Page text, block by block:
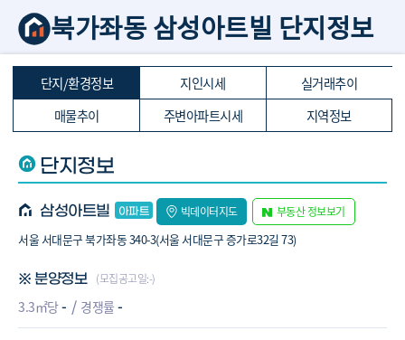
북가좌동 삼성아트빌 단지정보
단지/환경정보 지인시세
실거래추이
매물추이
주변아파트시세 지역정보
단지정보
삼성아트빌 빅데이터지도 부동산 정보보기
서울 서대문구 북가좌동 340-3(서울 서대문구 증가로32길 73)
※ 분양정보 (모집공고일:-)
3.3㎡당- 경쟁률 -